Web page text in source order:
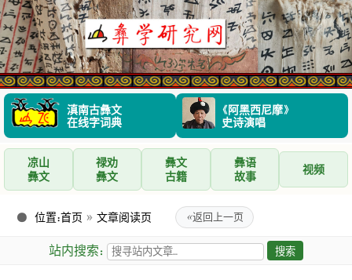
滇南古彝文
在线字词典
《阿黑西尼摩》
史诗演唱
凉山
彝文
禄劝
彝文
彝文
古籍
彝语
故事
视频
位置：首页 » 文章阅读页 «返回上一页
站内搜索：